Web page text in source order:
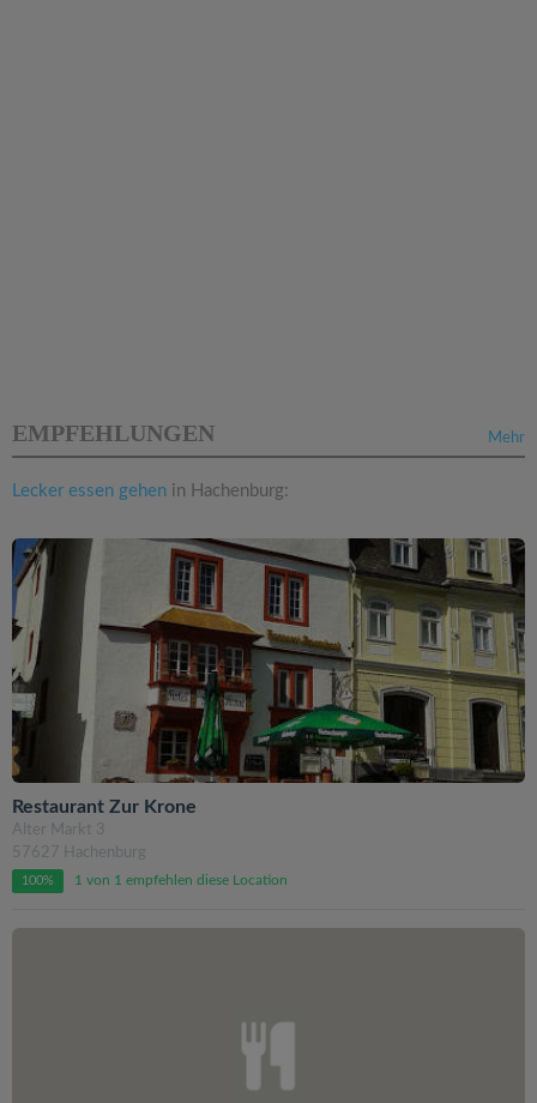
Mehr
EMPFEHLUNGEN
Lecker essen gehen in Hachenburg:
Restaurant Zur Krone
Alter Markt 3
57627 Hachenburg
100% 1 von 1 empfehlen diese Location